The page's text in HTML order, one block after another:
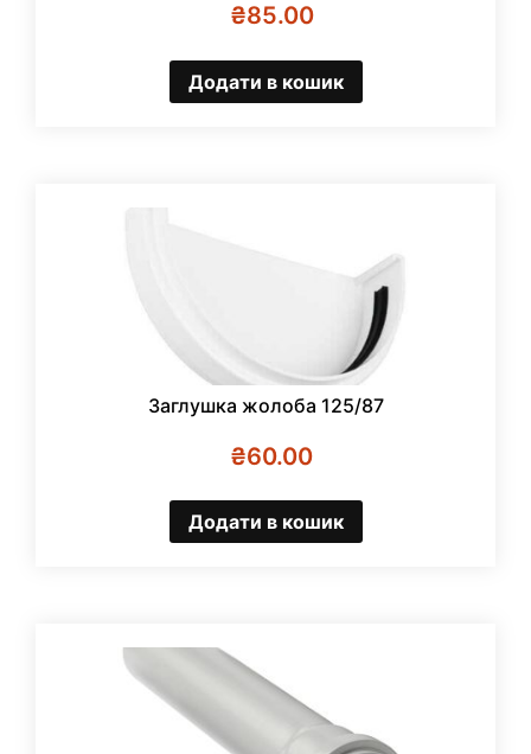
₴85.00
Додати в кошик
Заглушка жолоба 125/87
₴60.00
Додати в кошик